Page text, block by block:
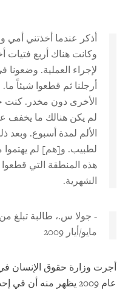
أذكر عندما أخذتني أمي
وكانت هناك أربع فتيات
لإجراء العملية. وضعونا
أرجلنا ثم قطعوا شيئاً ما.
الأخرى دون مخدر. كنت
لم يكن هنالك ما يخفف
الألم لمدة أسبوع. وبعد
لطبيب. و[هم] لم يهتموا
هذه المنطقة التي قطعوا
الشهرية.
مايو/أيار 2009
أجرت وزارة حقوق الإنسان
عام 2009 يظهر منه أن